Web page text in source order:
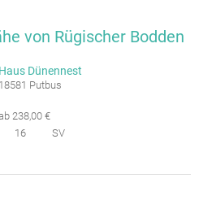
von Rügischer Bodden
Haus Dünennest
18581 Putbus
238,00 €
16
SV